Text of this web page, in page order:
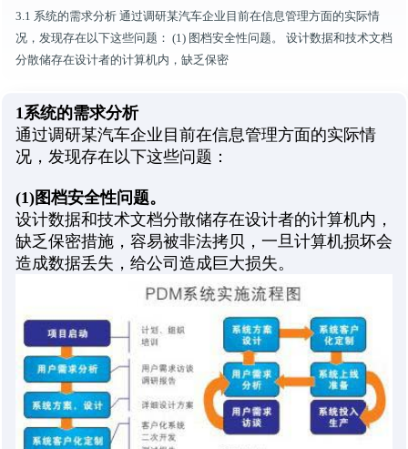
3.1 系统的需求分析 通过调研某汽车企业目前在信息管理方面的实际情
况，发现存在以下这些问题： (1) 图档安全性问题。 设计数据和技术文档
分散储存在设计者的计算机内，缺乏保密
1系统的需求分析
通过调研某汽车企业目前在信息管理方面的实际情
况，发现存在以下这些问题：
(1)图档安全性问题。
设计数据和技术文档分散储存在设计者的计算机内，
缺乏保密措施，容易被非法拷贝，一旦计算机损坏会
造成数据丢失，给公司造成巨大损失。